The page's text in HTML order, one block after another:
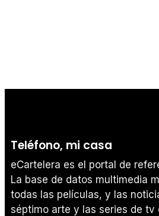
Teléfono, mi casa
eCartelera es el portal de
La base de datos multimedia
todas las películas, y las
séptimo arte y las series de tv